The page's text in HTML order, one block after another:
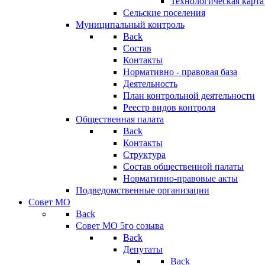
Сельские поселения
Муниципальный контроль
Back
Состав
Контакты
Нормативно - правовая база
Деятельность
План контрольной деятельности
Реестр видов контроля
Общественная палата
Back
Контакты
Структура
Состав общественной палаты
Нормативно-правовые акты
Подведомственные организации
Совет МО
Back
Совет МО 5го созыва
Back
Депутаты
Back